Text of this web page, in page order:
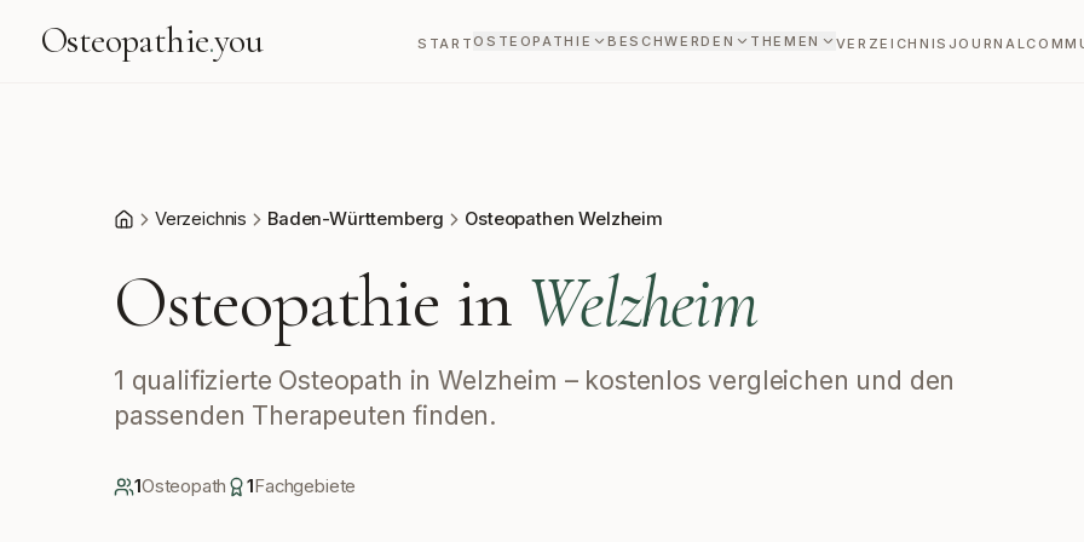
Osteopathie.you START OSTEOPATHIE BESCHWERDEN THEMEN VERZEICHNIS JOURNAL
Start Verzeichnis Baden-Württemberg Osteopathen Welzheim
Osteopathie in Welzheim
1 qualifizierte Osteopath in Welzheim – kostenlos vergleichen und den
passenden Therapeuten finden.
1Osteopath 1Fachgebiete